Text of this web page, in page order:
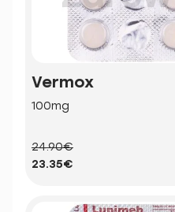
Vermox
100mg
24.90€
23.35€